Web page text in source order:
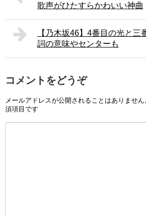
歌声がひたすらかわいい神曲
【乃木坂46】4番目の光と三
詞の意味やセンターも
コメントをどうぞ
メールアドレスが公開されることはありません
須項目です